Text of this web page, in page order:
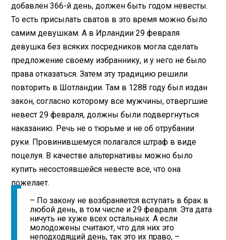
добавлен 366-й день, должен быть годом невесты.
То есть присылать сватов в это время можно было
самим девушкам. А в Ирландии 29 февраля
девушка без всяких посредников могла сделать
предложение своему избраннику, и у него не было
права отказаться. Затем эту традицию решили
повторить в Шотландии. Там в 1288 году был издан
закон, согласно которому все мужчины, отвергшие
невест 29 февраля, должны были подвергнуться
наказанию. Речь не о тюрьме и не об отрубании
руки. Провинившемуся полагался штраф в виде
поцелуя. В качестве альтернативы можно было
купить несостоявшейся невесте все, что она
пожелает.
– По закону не возбраняется вступать в брак в
любой день, в том числе и 29 февраля. Эта дата
ничуть не хуже всех остальных. А если
молодожены считают, что для них это
неподходящий день, так это их право, –